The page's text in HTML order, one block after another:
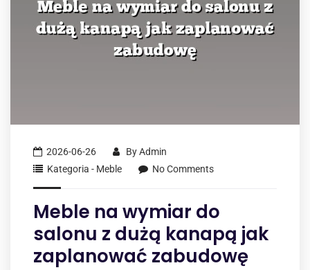
2026-06-26 ByAdmin
Kategoria - Meble
No Comments
Meble na wymiar do
salonu z dużą kanapą jak
zaplanować zabudowę